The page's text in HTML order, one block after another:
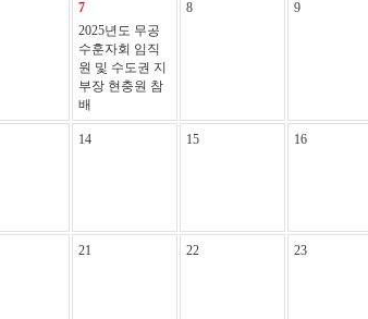
7
2025년도 무공
수훈자회 임직
원 및 수도권 지
부장 현충원 참
배
8 9
14 15 16
21 22 23